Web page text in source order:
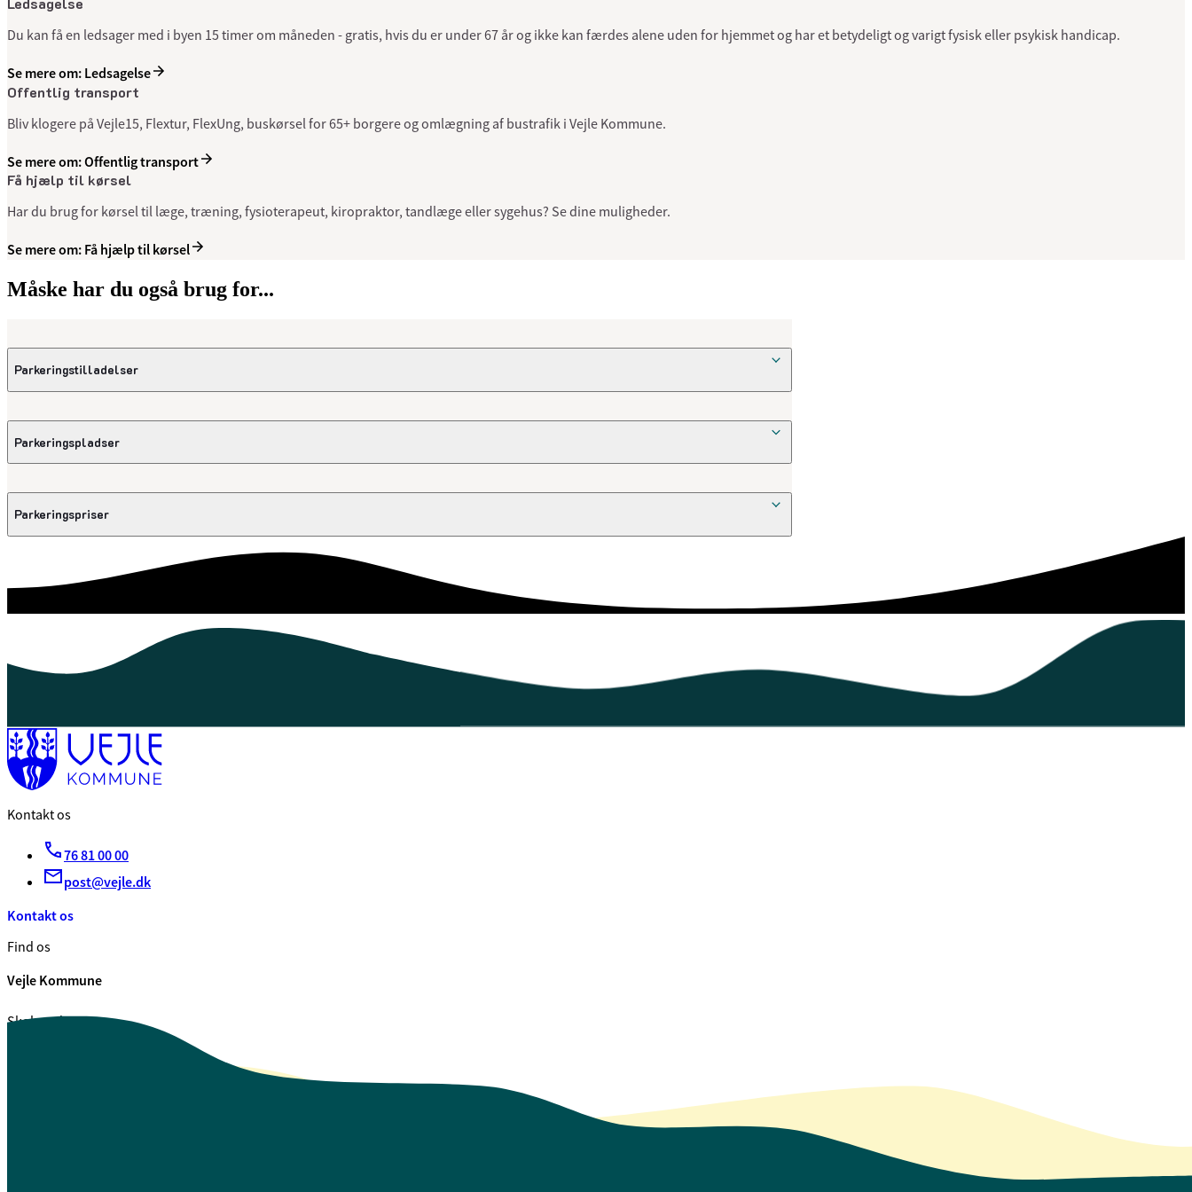
Du kan få en ledsager med i byen 15 timer om måneden - gratis, hvis du er under 67 år og ikke kan færdes alene uden for hjemmet og har et betydeligt og varigt fysisk eller psykisk handicap.
Se mere om: Ledsagelse
Offentlig transport
Bliv klogere på Vejle15, Flextur, FlexUng, buskørsel for 65+ borgere og omlægning af bustrafik i Vejle Kommune.
Se mere om: Offentlig transport
Få hjælp til kørsel
Har du brug for kørsel til læge, træning, fysioterapeut, kiropraktor, tandlæge eller sygehus? Se dine muligheder.
Se mere om: Få hjælp til kørsel
Måske har du også brug for...
Parkeringstilladelser
Her kan du søge om tilladelse til handicap-, håndværker- og beboerparkering
Læs mere om parkeringstilladelser
Parkeringspladser
Få overblik over alle vores parkerings-, samkørsels- og handicappladser via de interaktive kort.
Læs mere om, hvor du kan parkere din bil
Parkeringspriser
Tilmeld din bil automatisk betaling, se priser for parkering, bestil måneds- og årskort eller læs hvordan du kan betale for en afsluttet
parkering
Kontakt os
76 81 00 00
post@vejle.dk
Kontakt os
Find os
Vejle Kommune
Skolegade 1